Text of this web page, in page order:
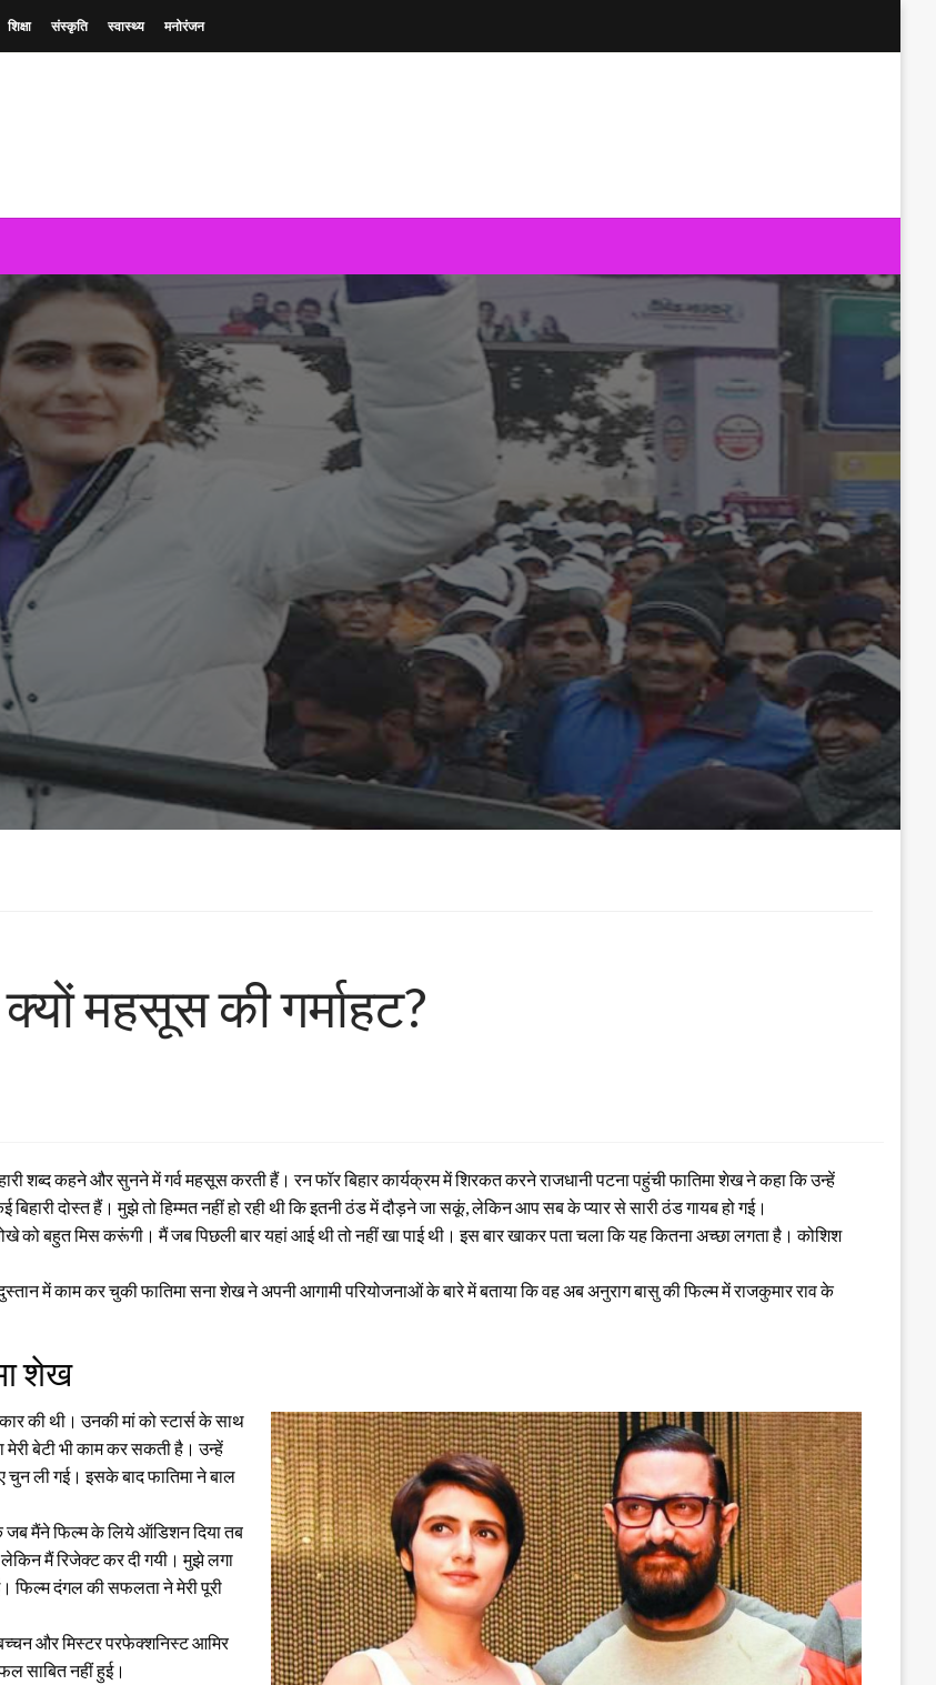
शिक्षा संस्कृति स्वास्थ्य मनोरंजन
महसूस की गर्माहट?
शब्द कहने और सुनने में गर्व महसूस करती हैं। रन फॉर बिहार कार्यक्रम में शिरकत करने राजधानी पटना पहुंची फातिमा शेख ने कहा कि उन्हें
दोस्त हैं। मुझे तो हिम्मत नहीं हो रही थी कि इतनी ठंड में दौड़ने जा सकूं, लेकिन आप सब के प्यार से सारी ठंड गायब हो गई।
को बहुत मिस करूंगी। मैं जब पिछली बार यहां आई थी तो नहीं खा पाई थी। इस बार खाकर पता चला कि यह कितना अच्छा लगता है। कोशिश
में काम कर चुकी फातिमा सना शेख ने अपनी आगामी परियोजनाओं के बारे में बताया कि वह अब अनुराग बासु की फिल्म में राजकुमार राव के
शेख
की थी। उनकी मां को स्टार्स के साथ
मेरी बेटी भी काम कर सकती है। उन्हें
ली गई। इसके बाद फातिमा ने बाल
जब मैंने फिल्म के लिये ऑडिशन दिया तब
मैं रिजेक्ट कर दी गयी। मुझे लगा
फिल्म दंगल की सफलता ने मेरी पूरी
और मिस्टर परफेक्शनिस्ट आमिर
साबित नहीं हुई।